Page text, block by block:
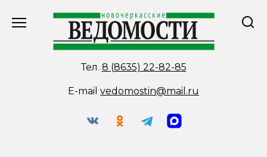
Тел. 8 (8635) 22-82-85
E-mail vedomostin@mail.ru